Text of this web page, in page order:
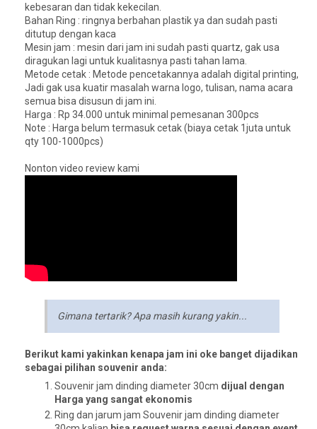
kebesaran dan tidak kekecilan.
Bahan Ring : ringnya berbahan plastik ya dan sudah pasti
ditutup dengan kaca
Mesin jam : mesin dari jam ini sudah pasti quartz, gak usa
diragukan lagi untuk kualitasnya pasti tahan lama.
Metode cetak : Metode pencetakannya adalah digital printing,
Jadi gak usa kuatir masalah warna logo, tulisan, nama acara
semua bisa disusun di jam ini.
Harga : Rp 34.000 untuk minimal pemesanan 300pcs
Note : Harga belum termasuk cetak (biaya cetak 1juta untuk
qty 100-1000pcs)
Nonton video review kami
Gimana tertarik? Apa masih kurang yakin...
Berikut kami yakinkan kenapa jam ini oke banget dijadikan
sebagai pilihan souvenir anda:
Souvenir jam dinding diameter 30cm dijual dengan
Harga yang sangat ekonomis
Ring dan jarum jam Souvenir jam dinding diameter